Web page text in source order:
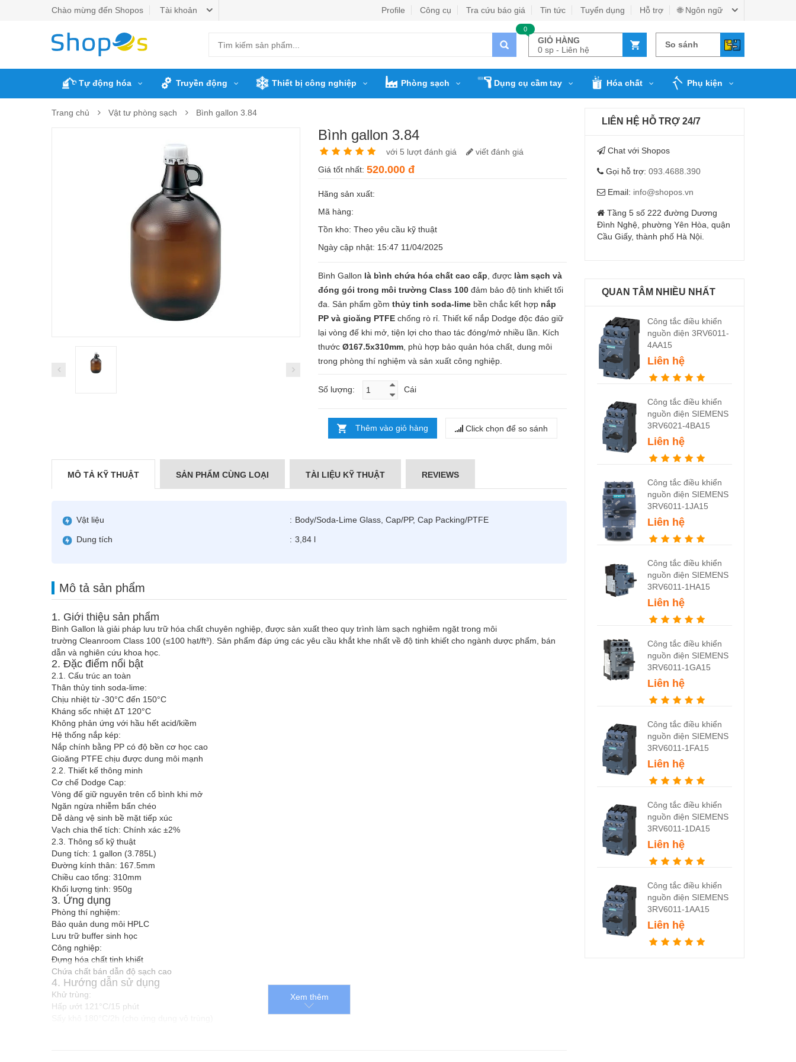
Chào mừng đến Shopos Profile Công cụ Tra cứu báo giá Tin tức Tuyển dụng Hỗ trợ 🌐 Ngôn ngữ
Tài khoản
GIỎ HÀNG
0 sp - Liên hệ
0
So sánh
Tự động hóa Truyền động Thiết bị công nghiệp Phòng sạch Dụng cụ cầm tay Hóa chất Phụ kiện
Trang chủ Vật tư phòng sạch Bình gallon 3.84
Bình gallon 3.84
với 5 lượt đánh giá
viết đánh giá
Giá tốt nhất: 520.000 đ
Hãng sản xuất:
Mã hàng:
Tồn kho: Theo yêu cầu kỹ thuật
Ngày cập nhật: 15:47 11/04/2025
Bình Gallon là bình chứa hóa chất cao cấp , được làm sạch và
đóng gói trong môi trường Class 100 đảm bảo độ tinh khiết tối
đa. Sản phẩm gồm thủy tinh soda-lime bền chắc kết hợp nắp
PP và gioăng PTFE chống rò rỉ. Thiết kế nắp Dodge độc đáo giữ
lại vòng đế khi mở, tiện lợi cho thao tác đóng/mở nhiều lần. Kích
thước Ø167.5x310mm , phù hợp bảo quản hóa chất, dung môi
trong phòng thí nghiệm và sản xuất công nghiệp.
Số lượng: Cái
Thêm vào giỏ hàng Click chọn để so sánh
MÔ TẢ KỸ THUẬT SẢN PHẨM CÙNG LOẠI TÀI LIỆU KỸ THUẬT REVIEWS
Vật liệu : Body/Soda-Lime Glass, Cap/PP, Cap Packing/PTFE
Dung tích : 3,84 l
Mô tả sản phẩm
1. Giới thiệu sản phẩm
Bình Gallon là giải pháp lưu trữ hóa chất chuyên nghiệp, được sản xuất theo quy trình làm sạch nghiêm ngặt trong môi
trường Cleanroom Class 100 (≤100 hạt/ft³). Sản phẩm đáp ứng các yêu cầu khắt khe nhất về độ tinh khiết cho ngành dược phẩm, bán
dẫn và nghiên cứu khoa học.
2. Đặc điểm nổi bật
2.1. Cấu trúc an toàn
Thân thủy tinh soda-lime:
Chịu nhiệt từ -30°C đến 150°C
Kháng sốc nhiệt ΔT 120°C
Không phản ứng với hầu hết acid/kiềm
Hệ thống nắp kép:
Nắp chính bằng PP có độ bền cơ học cao
Gioăng PTFE chịu được dung môi mạnh
2.2. Thiết kế thông minh
Cơ chế Dodge Cap:
Vòng đế giữ nguyên trên cổ bình khi mở
Ngăn ngừa nhiễm bẩn chéo
Dễ dàng vệ sinh bề mặt tiếp xúc
Vạch chia thể tích: Chính xác ±2%
2.3. Thông số kỹ thuật
Dung tích: 1 gallon (3.785L)
Đường kính thân: 167.5mm
Chiều cao tổng: 310mm
Khối lượng tịnh: 950g
3. Ứng dụng
Phòng thí nghiệm:
Bảo quản dung môi HPLC
Lưu trữ buffer sinh học
Công nghiệp:
Đựng hóa chất tinh khiết
Chứa chất bán dẫn độ sạch cao
4. Hướng dẫn sử dụng
Khử trùng:
Hấp ướt 121°C/15 phút
Xem thêm
LIÊN HỆ HỖ TRỢ 24/7
Chat với Shopos
Gọi hỗ trợ: 093.4688.390
Email: info@shopos.vn
Tầng 5 số 222 đường Dương
Đình Nghệ, phường Yên Hòa, quận
Cầu Giấy, thành phố Hà Nội.
QUAN TÂM NHIỀU NHẤT
Công tắc điều khiển
nguồn điện 3RV6011-
4AA15
Liên hệ
Công tắc điều khiển
nguồn điện SIEMENS
3RV6021-4BA15
Liên hệ
Công tắc điều khiển
nguồn điện SIEMENS
3RV6011-1JA15
Liên hệ
Công tắc điều khiển
nguồn điện SIEMENS
3RV6011-1HA15
Liên hệ
Công tắc điều khiển
nguồn điện SIEMENS
3RV6011-1GA15
Liên hệ
Công tắc điều khiển
nguồn điện SIEMENS
3RV6011-1FA15
Liên hệ
Công tắc điều khiển
nguồn điện SIEMENS
3RV6011-1DA15
Liên hệ
Công tắc điều khiển
nguồn điện SIEMENS
3RV6011-1AA15
Liên hệ